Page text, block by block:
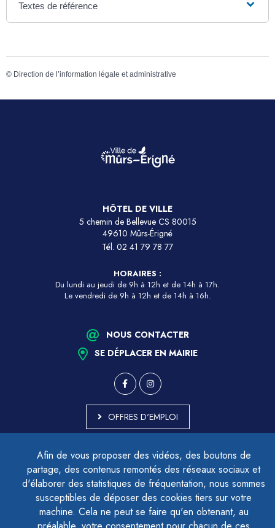
Afin de vous proposer des vidéos, des boutons de
partage, des contenus remontés des réseaux sociaux et
d'élaborer des statistiques de fréquentation, nous sommes
susceptibles de déposer des cookies tiers sur votre
machine. Cela ne peut se faire qu'en obtenant, au
Textes de référence
© Direction de l’information légale et administrative
HÔTEL DE VILLE
5 chemin de Bellevue CS 80015
49610 Mûrs-Érigné
Tél. 02 41 79 78 77
HORAIRES :
Du lundi au jeudi de 9h à 12h et de 14h à 17h.
Le vendredi de 9h à 12h et de 14h à 16h.
NOUS CONTACTER
SE DÉPLACER EN MAIRIE
OFFRES D'EMPLOI
ACCESSIBILITÉ - PARTIELLEMENT CONFORME
PLAN DU SITE
MENTIONS LÉGALES
CONTACTER LE DÉLÉGUÉ À LA PROTECTION DES DONNÉES
GESTION DES COOKIES